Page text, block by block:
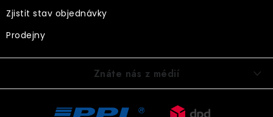
Zjistit stav objednávky
Prodejny
Znáte nás z médií